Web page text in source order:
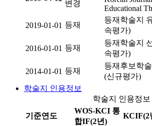
변경
Educational
2019-01-01 등재
등재학술지
속평가)
2016-01-01 등재
등재학술지
속평가)
2014-01-01 등재
등재후보학
(신규평가)
학술지 인용정보
학술지 인용정보
기준연도
WOS-KCI 통
합IF(2년)
KCIF(2